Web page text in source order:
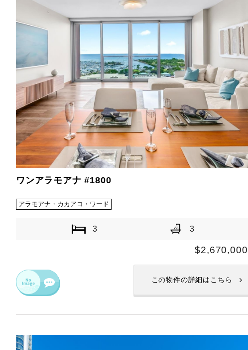
ワンアラモアナ #1800
アラモアナ・カカアコ・ワード
3 3
$2,670,000
この物件の詳細はこちら